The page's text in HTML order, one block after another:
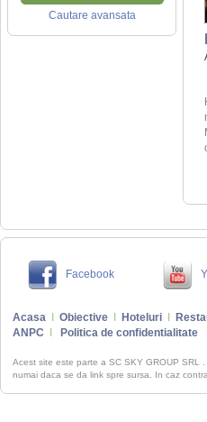
Cautare avansata
Facebook
Acasa Obiective Hoteluri
ANPC
Politica de confidentialitate
Acest site este parte a SC SKY GROUP SRL
numai daca se da link spre sursa. In caz